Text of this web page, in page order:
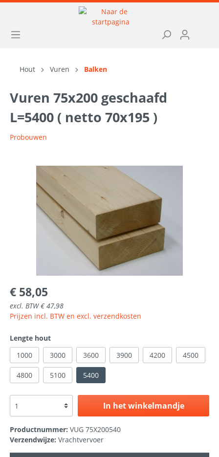
Hout Vuren Balken
Vuren 75x200 geschaafd
L=5400 ( netto 70x195 )
Probouwen
€ 58,05
excl. BTW € 47,98
Prijzen incl. BTW en excl. verzendkosten
Lengte hout
1000
3000 3600 3900 4200 4500
4800 5100 5400
In het winkelmandje
Productnummer: VUG 75X200540
Verzendwijze: Vrachtvervoer